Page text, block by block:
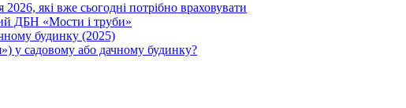
які вже сьогодні потрібно враховувати
ДБН «Мости і труби»
будинку (2025)
у садовому або дачному будинку?